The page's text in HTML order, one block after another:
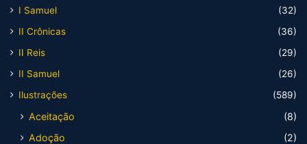
I Samuel
(32)
II Crônicas
(36)
II Reis
(29)
II Samuel
(26)
Ilustrações
(589)
Aceitação
(8)
Adoção
(2)